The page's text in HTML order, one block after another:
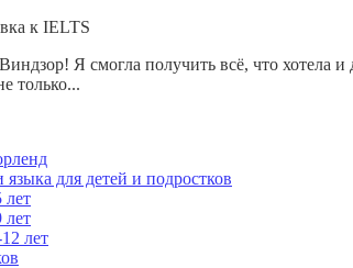
к IELTS
Я смогла получить всё, что хотела
только...
для детей и подростков
лет
лет
лет